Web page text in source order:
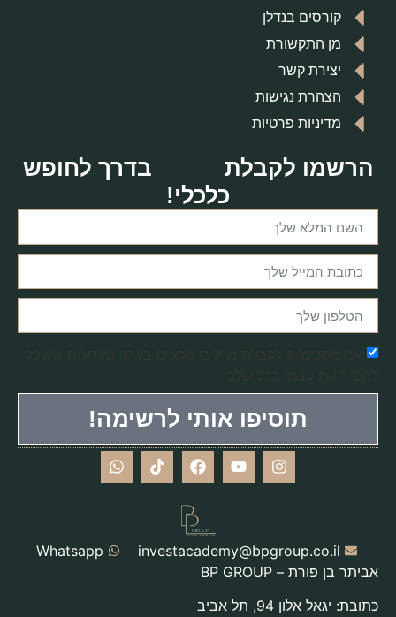
קורסים בנדלן
מן התקשורת
יצירת קשר
הצהרת נגישות
מדיניות פרטיות
הרשמו לקבלת
בדרך לחופש
כלכלי!
תוסיפו אותי לרשימה!
investacademy@bpgroup.co.il
Whatsapp
אביתר בן פורת – BP GROUP
כתובת: יגאל אלון 94, תל אביב